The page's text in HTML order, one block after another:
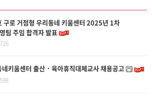
구로 거점형 우리동네 키움센터 2025년 1차
팀 주임 합격자 발표
키움센터 출산・육아휴직대체교사 채용공고